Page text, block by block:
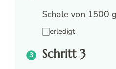
Schale von 1500
erledigt
Schritt 3